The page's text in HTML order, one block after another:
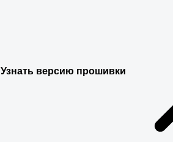
Узнать версию прошивки